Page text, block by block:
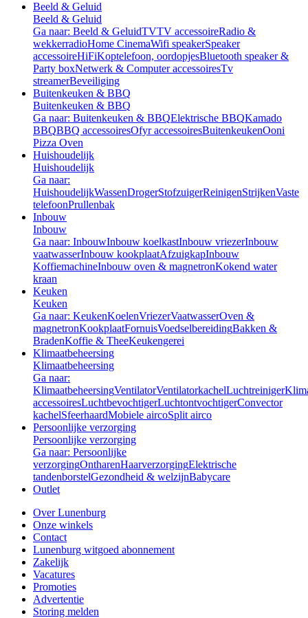
Beeld & Geluid
Beeld & Geluid
Ga naar: Beeld & GeluidTVTV accessoireRadio &
wekkerradioHome CinemaWifi speakerSpeaker
accessoireHiFiKoptelefoon, oordopjesBluetooth speaker &
Party boxNetwerk & Computer accessoiresTv
streamerBeveiliging
Buitenkeuken & BBQ
Buitenkeuken & BBQ
Ga naar: Buitenkeuken & BBQElektrische BBQKamado
BBQBBQ accessoiresOfyr accessoiresBuitenkeukenOoni
Pizza Oven
Huishoudelijk
Huishoudelijk
Ga naar:
HuishoudelijkWassenDrogerStofzuigerReinigenStrijkenVaste
telefoonPrullenbak
Inbouw
Inbouw
Ga naar: InbouwInbouw koelkastInbouw vriezerInbouw
vaatwasserInbouw kookplaatAfzuigkapInbouw
KoffiemachineInbouw oven & magnetronKokend water
kraan
Keuken
Keuken
Ga naar: KeukenKoelenVriezerVaatwasserOven &
magnetronKookplaatFornuisVoedselbereidingBakken &
BradenKoffie & TheeKeukengerei
Klimaatbeheersing
Klimaatbeheersing
Ga naar:
KlimaatbeheersingVentilatorVentilatorkachelLuchtreiniger
accessoiresLuchtbevochtigerLuchtontvochtigerConvector
kachelSfeerhaardMobiele aircoSplit airco
Persoonlijke verzorging
Persoonlijke verzorging
Ga naar: Persoonlijke
verzorgingOntharenHaarverzorgingElektrische
tandenborstelGezondheid & welzijnBabycare
Outlet
Over Lunenburg
Onze winkels
Contact
Lunenburg witgoed abonnement
Zakelijk
Vacatures
Promoties
Advertentie
Storing melden